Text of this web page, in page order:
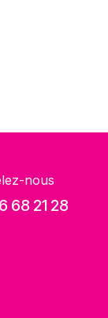
nous
68 21 28